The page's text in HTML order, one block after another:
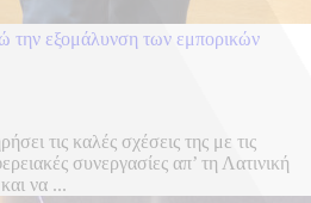
την εξομάλυνση των εμπορικών
τις καλές σχέσεις της με τις
συνεργασίες απ’ τη Λατινική
να ...